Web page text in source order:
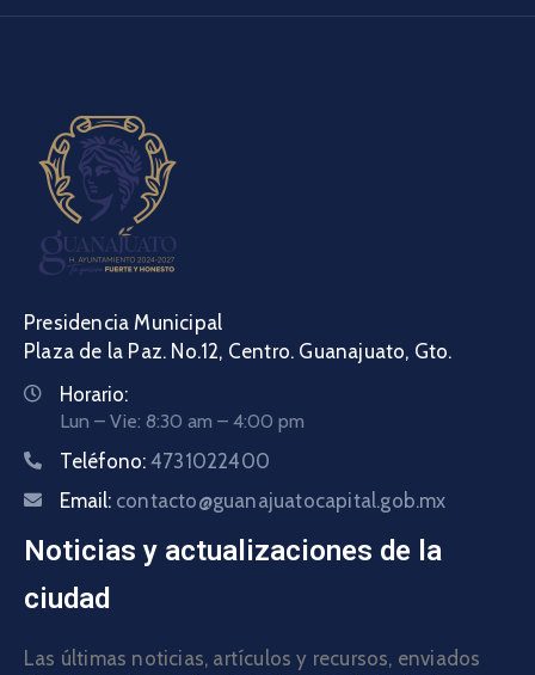
Presidencia Municipal
Plaza de la Paz. No.12, Centro. Guanajuato, Gto.
Horario:
Lun – Vie: 8:30 am – 4:00 pm
Teléfono: 4731022400
Email: contacto@guanajuatocapital.gob.mx
Noticias y actualizaciones de la
ciudad
Las últimas noticias, artículos y recursos, enviados